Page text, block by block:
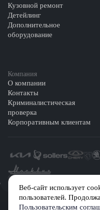
Веб-сайт использует
пользователей.
Пользовательским
Кузовной ремонт
Детейлинг
Дополнительное
оборудование
Компания
О компании
Контакты
Криминалистическая
проверка
Корпоративным клиентам
©️ 2026 Fresh Auto
Сетевое издание «Первый